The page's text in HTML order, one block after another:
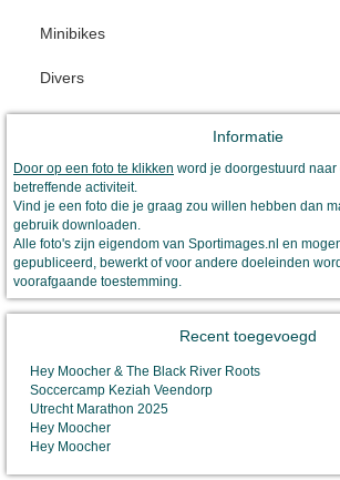
Minibikes
Divers
Informatie
Door op een foto te klikken word je doorgestuurd
betreffende activiteit.
Vind je een foto die je graag zou willen hebben dan
gebruik downloaden.
Alle foto's zijn eigendom van Sportimages.nl en
gepubliceerd, bewerkt of voor andere doeleinden
voorafgaande toestemming.
Recent toegevoegd
Hey Moocher & The Black River Roots
Soccercamp Keziah Veendorp
Utrecht Marathon 2025
Hey Moocher
Hey Moocher